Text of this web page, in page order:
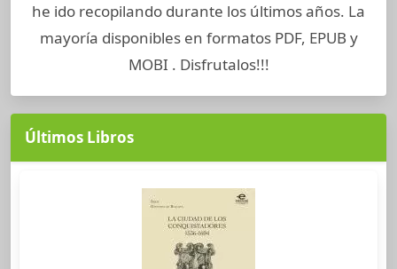
he ido recopilando durante los últimos años. La
mayoría disponibles en formatos PDF, EPUB y
MOBI . Disfrutalos!!!
Últimos Libros